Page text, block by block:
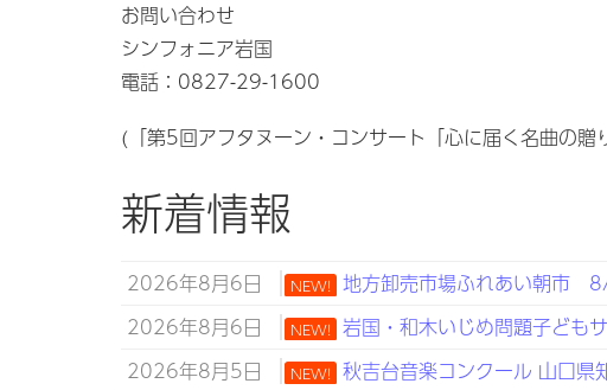
お問い合わせ
シンフォニア岩国
電話：0827-29-1600
(「第5回アフタヌーン・コンサート「心に届く名曲の贈
新着情報
2026年8月6日 NEW!
地方卸売市場ふれあい朝市
2026年8月6日
NEW!
岩国・和木いじめ問題子ども
2026年8月5日
NEW!
秋吉台音楽コンクール 山口